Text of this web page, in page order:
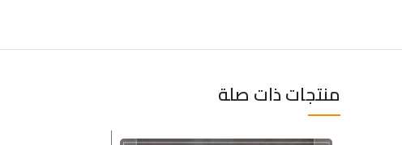
منتجات ذات صلة